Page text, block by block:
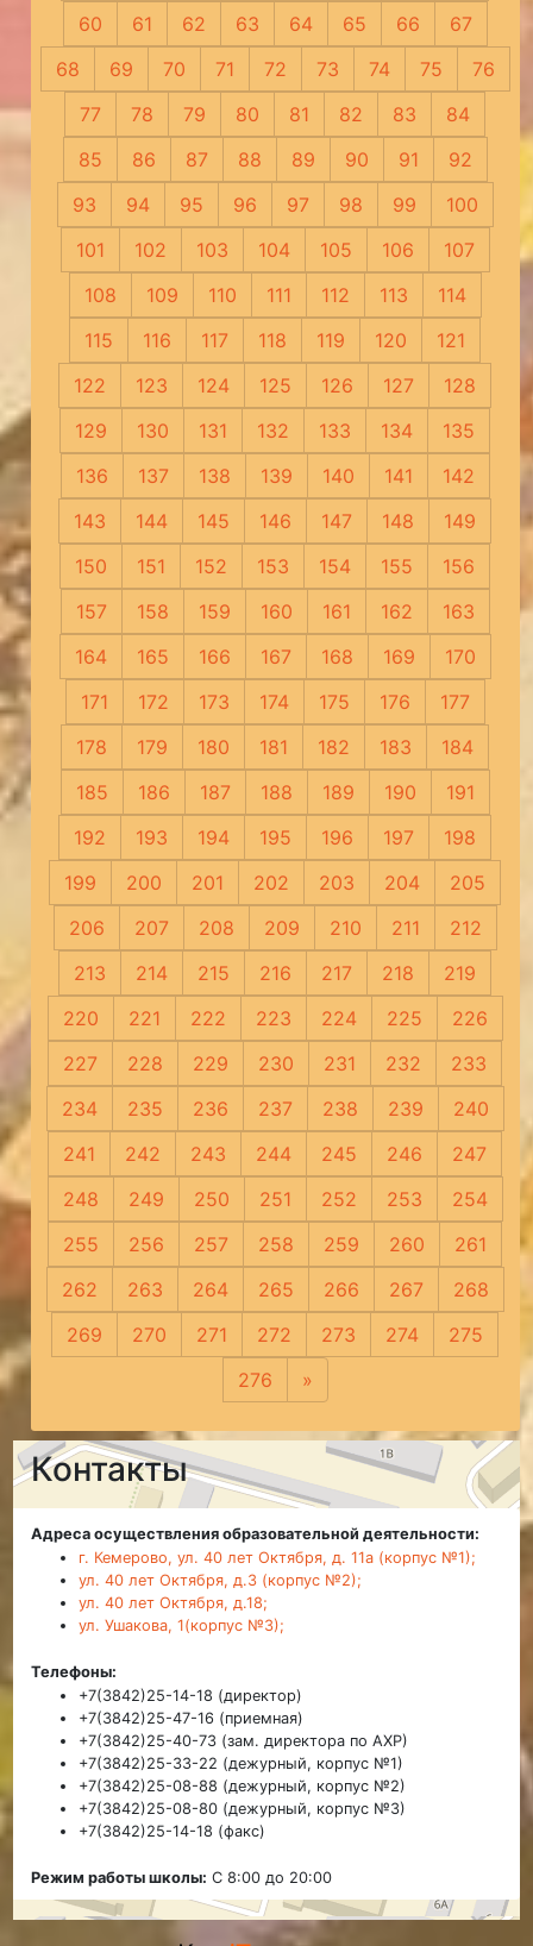
60
61 62 63 64 65 66
67
68
69 70 71 72 73 74 75
76
77
78 79 80 81 82 83
84
85
86 87 88 89 90 91
92
93
94 95 96 97 98 99
100
101
102 103 104 105 106
107
108
109 110 111 112 113
114
115
116 117 118 119 120
121
122
123 124 125 126 127
128
129
130 131 132 133 134
135
136
137 138 139 140 141
142
143
144 145 146 147 148
149
150
151 152 153 154 155
156
157
158 159 160 161 162
163
164
165 166 167 168 169
170
171
172 173 174 175 176
177
178
179 180 181 182 183
184
185
186 187 188 189 190
191
192
193 194 195 196 197
198
199
200 201 202 203 204
205
206
207 208 209 210 211
212
213
214 215 216 217 218
219
220
221 222 223 224 225
226
227
228 229 230 231 232
233
234
235 236 237 238 239
240
241
242 243 244 245 246
247
248
249 250 251 252 253
254
255
256 257 258 259 260
261
262
263 264 265 266 267
268
269
270 271 272 273 274
275
276
»
Контакты
Адреса осуществления образовательной деятельности:
г. Кемерово, ул. 40 лет Октября, д. 11а (корпус №1);
ул. 40 лет Октября, д.3 (корпус №2);
ул. 40 лет Октября, д.18;
ул. Ушакова, 1(корпус №3);
Телефоны:
+7(3842)25-14-18 (директор)
+7(3842)25-47-16 (приемная)
+7(3842)25-40-73 (зам. директора по АХР)
+7(3842)25-33-22 (дежурный, корпус №1)
+7(3842)25-08-88 (дежурный, корпус №2)
+7(3842)25-08-80 (дежурный, корпус №3)
+7(3842)25-14-18 (факс)
Режим работы школы: С 8:00 до 20:00